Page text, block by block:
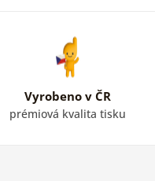
Vyrobeno v ČR
prémiová kvalita tisku